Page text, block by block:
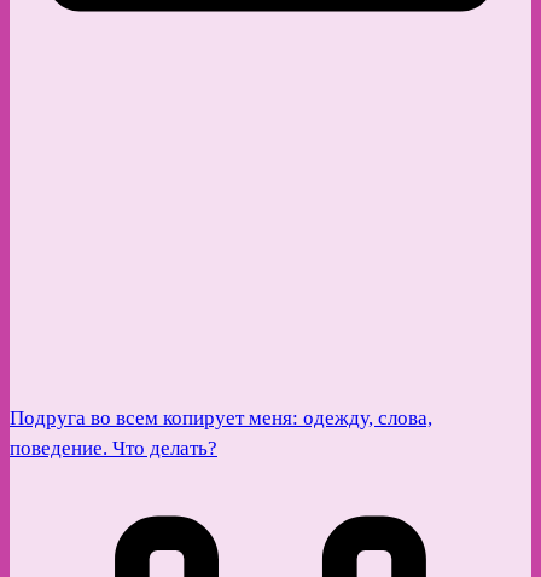
Подруга во всем копирует меня: одежду, слова,
поведение. Что делать?